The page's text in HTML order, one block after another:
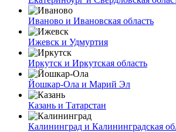
Иваново и Ивановская область
Ижевск и Удмуртия
Иркутск и Иркутская область
Йошкар-Ола и Марий Эл
Казань и Татарстан
Калининград и Калининградская